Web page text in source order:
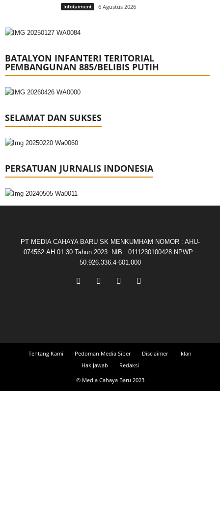
Infotaiment 6 Agustus 2026
BATALYON INFANTERI TERITORIAL
PEMBANGUNAN 885/BELIBIS PUTIH
SELAMAT DAN SUKSES
PERSATUAN JURNALIS INDONESIA
PT MEDIA CAHAYA BARU SK MENKUMHAM NOMOR : AHU-
074562.AH.01.30.Tahun 2023. NIB : 0111230100428 NPWP :
50.926.336.4-601.000
Tentang Kami Pedoman Media Siber Disclaimer
Iklan
Hak Jawab
Redaksi
© Media Cahaya Baru 2023